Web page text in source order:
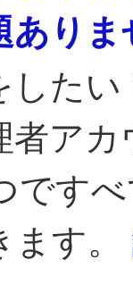
ありま
したい
者ア
です
ます。